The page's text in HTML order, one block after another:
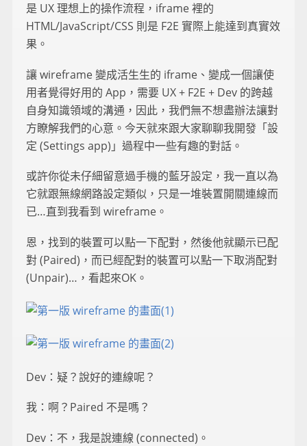
是 UX 理想上的操作流程，iframe 裡的
HTML/JavaScript/CSS 則是 F2E 實際上能達到真實效
果。
讓 wireframe 變成活生生的 iframe、變成一個讓使
用者覺得好用的 App，需要 UX + F2E + Dev 的跨越
自身知識領域的溝通，因此，我們無不想盡辦法讓對
方瞭解我們的心意。今天就來跟大家聊聊我開發「設
定 (Settings app)」過程中一些有趣的對話。
或許你從未仔細留意過手機的藍牙設定，我一直以為
它就跟無線網路設定類似，只是一堆裝置開關連線而
已…直到我看到 wireframe。
恩，找到的裝置可以點一下配對，然後他就顯示已配
對 (Paired)，而已經配對的裝置可以點一下取消配對
(Unpair)…，看起來OK。
Dev：疑？說好的連線呢？
我：啊？Paired 不是嗎？
Dev：不，我是說連線 (connected)。